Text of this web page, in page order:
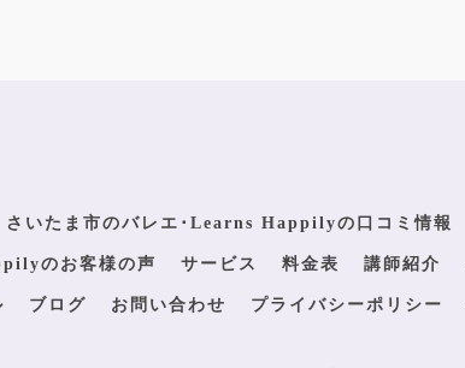
さいたま市のバレエ･Learns Happilyの口コミ情報
のお客様の声 サービス 料金表 講師紹介
ブログ お問い合わせ プライバシーポリシー